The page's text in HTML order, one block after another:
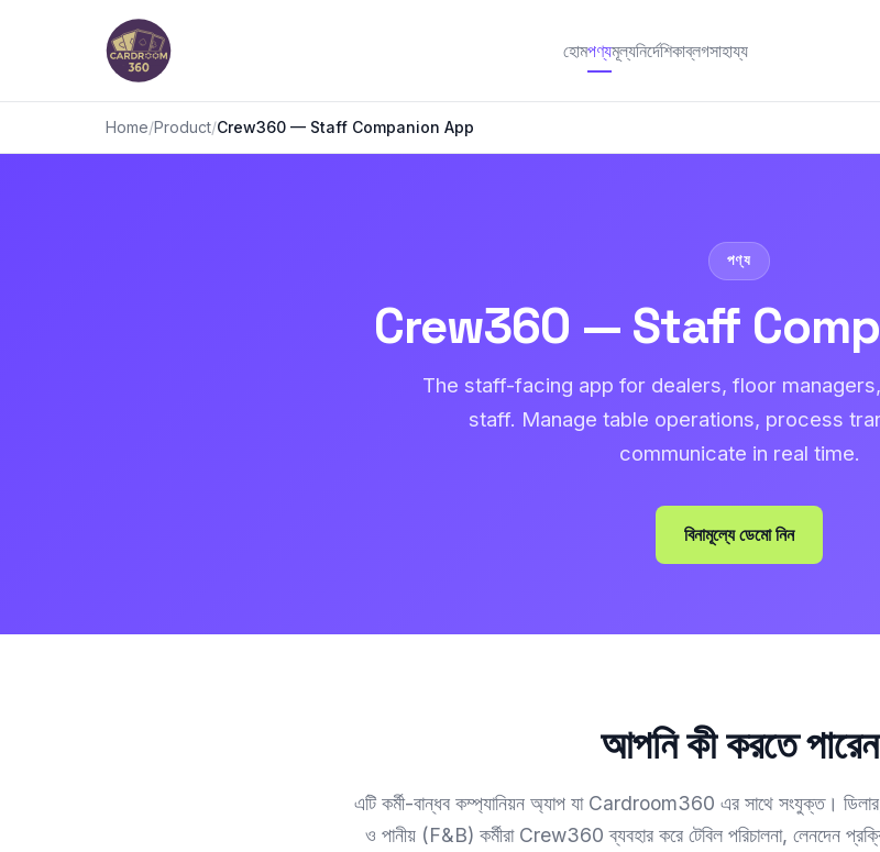
হোমপণ্যমূল্যনির্দেশিকাব্লগসাহায্য
Home/Product/Crew360 — Staff Companion App
পণ্য
Crew360 — Staff
The staff-facing app for dealers, floor
staff. Manage table operations, process
communicate in real time.
বিনামূল্যে ডেমো নিন
আপনি কী করতে পারেন
এটি কর্মী-বান্ধব কম্প্যানিয়ন অ্যাপ যা Cardroom360 এর সাথে সংযুক্ত। ডিলার,
ও পানীয় (F&B) কর্মীরা Crew360 ব্যবহার করে টেবিল পরিচালনা, লেনদেন